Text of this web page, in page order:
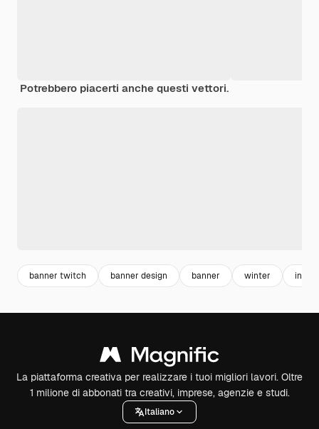
Potrebbero piacerti anche questi vettori.
banner twitch banner design banner winter
La piattaforma creativa per realizzare i tuoi migliori lavori. Oltre
1 milione di abbonati tra creativi, imprese, agenzie e studi.
Italiano